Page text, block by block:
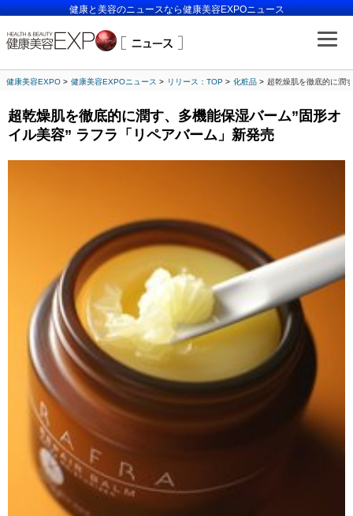
健康と美容のニュースなら健康美容EXPOニュース
健康美容EXPO 健康美容EXPOニュース リリース：TOP 化粧品 超乾燥肌を徹底的に潤
超乾燥肌を徹底的に潤す、多機能保湿バーム”固形オ
イル美容” ラフラ「リペアバーム」新発売